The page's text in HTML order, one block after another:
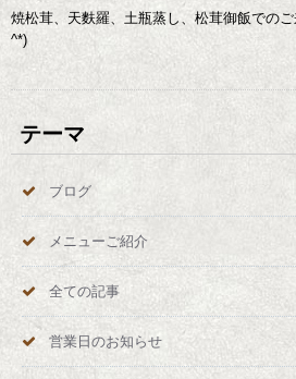
焼松茸、天麩羅、土瓶蒸し、松茸御飯での
^*)
テーマ
ブログ
メニューご紹介
全ての記事
営業日のお知らせ